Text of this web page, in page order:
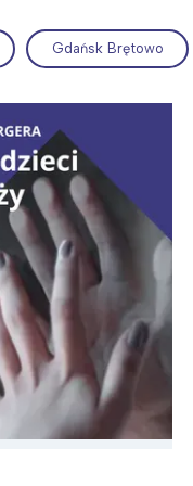
Gdańsk Brętowo